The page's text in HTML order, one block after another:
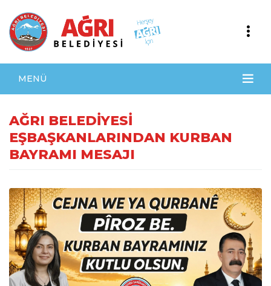
MENÜ
AĞRI BELEDİYESİ
EŞBAŞKANLARINDAN KURBAN
BAYRAMI MESAJI